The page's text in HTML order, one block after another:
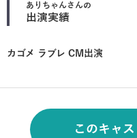
ありちゃん さんの
出演実績
カゴメ ラブレ CM出演
このキャ